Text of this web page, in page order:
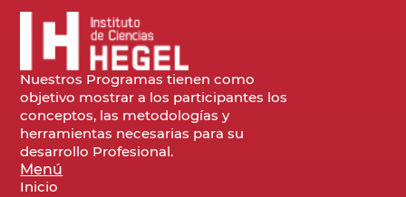
Nuestros Programas tienen como
objetivo mostrar a los participantes los
conceptos, las metodologías y
herramientas necesarias para su
desarrollo Profesional.
Menú
Inicio